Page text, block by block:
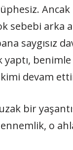
sebebi arka
saygısız
devam
bir
o